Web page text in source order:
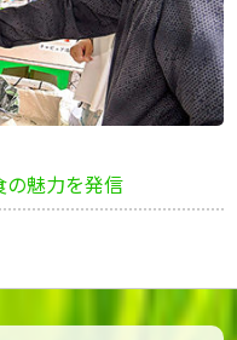
魅力を発信